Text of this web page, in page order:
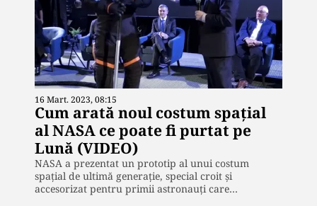
16 Mart. 2023, 08:15
Cum arată noul costum spațial
al NASA ce poate fi purtat pe
Lună (VIDEO)
NASA a prezentat un prototip al unui costum
spațial de ultimă generație, special croit și
accesorizat pentru primii astronauți care…